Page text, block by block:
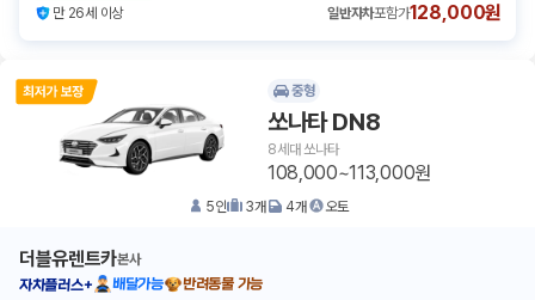
만 26세 이상
일반자차포함가128,000원
중형
쏘나타 DN8
8세대 쏘나타
108,000~113,000원
5인 3개 4개 오토
더블유렌트카본사
자차플러스+
배달가능 반려동물 가능